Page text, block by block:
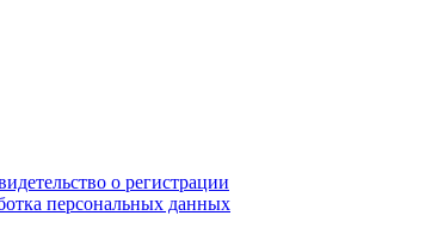
о регистрации
персональных данных